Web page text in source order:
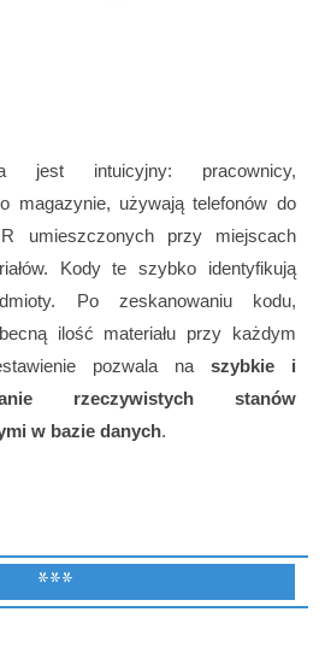
jest intuicyjny: pracownicy,
magazynie, używają telefonów do
umieszczonych przy miejscach
Kody te szybko identyfikują
Po zeskanowaniu kodu,
ilość materiału przy każdym
pozwala na szybkie i
rzeczywistych stanów
w bazie danych.
***